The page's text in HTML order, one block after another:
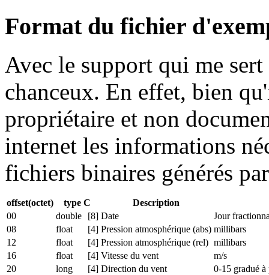
Format du fichier
Avec le support qui me
chanceux. En effet, bien
propriétaire et non
internet les informations
fichiers binaires générés
offset(octet) type C
Description
00
double [8] Date
Jour
08
float [4] Pression atmosphérique (abs) millibars
12
float [4] Pression atmosphérique (rel) millibars
16
float [4] Vitesse du vent
m/s
20
long [4] Direction du vent
0-15 gradué